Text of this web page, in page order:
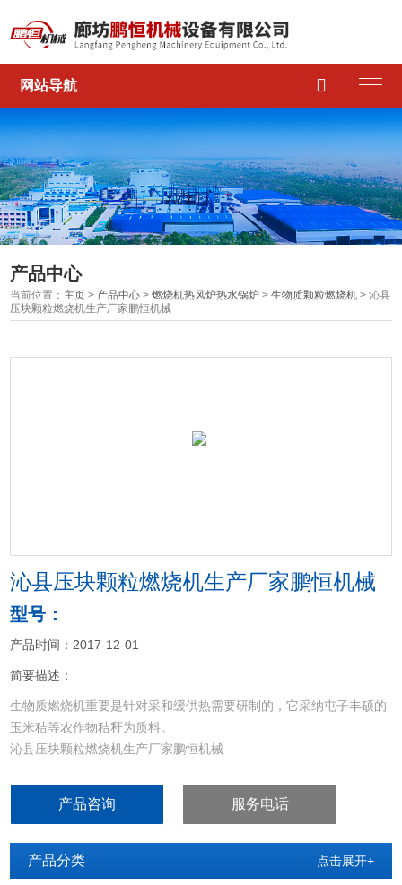
网站导航 
产品中心
当前位置： 主页 > 产品中心 >燃烧机热风炉热水锅炉 >生物质颗粒燃烧机 > 沁县
压块颗粒燃烧机生产厂家鹏恒机械
沁县压块颗粒燃烧机生产厂家鹏恒机械
型号：
产品时间：2017-12-01
简要描述：
生物质燃烧机重要是针对采和缓供热需要研制的，它采纳屯子丰硕的
玉米秸等农作物秸秆为质料。
沁县压块颗粒燃烧机生产厂家鹏恒机械
产品咨询 服务电话
产品分类 点击展开+